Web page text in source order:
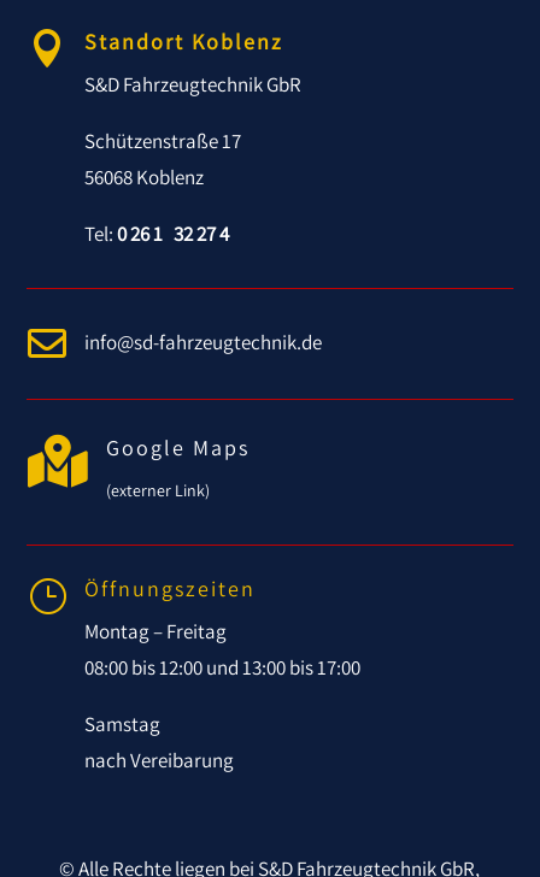
 Standort Koblenz
S&D Fahrzeugtechnik GbR
Schützenstraße 17
56068 Koblenz
Tel:0 26 1 32 27 4
 info@sd-fahrzeugtechnik.de
 Google Maps
(externer Link)
} Öffnungszeiten
Montag – Freitag
08:00 bis 12:00 und 13:00 bis 17:00
Samstag
nach Vereibarung
© Alle Rechte liegen bei S&D Fahrzeugtechnik GbR,